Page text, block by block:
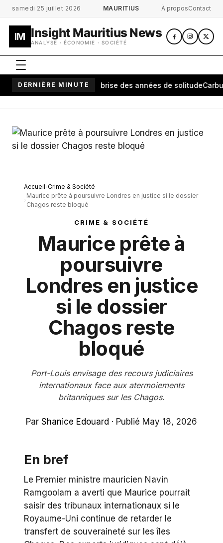
Aller au contenu principal
samedi 25 juillet 2026 MAURITIUS À proposContact
IM Insight Mauritius News
ANALYSE · ÉCONOMIE · SOCIÉTÉ
DERNIÈRE MINUTE
une cérémonie brise des années de solitudeCarburant
Accueil Crime & Société
Maurice prête à poursuivre Londres en justice si le dossier
Chagos reste bloqué
CRIME & SOCIÉTÉ
Maurice prête à
poursuivre
Londres en justice
si le dossier
Chagos reste
bloqué
Port-Louis envisage des recours judiciaires
internationaux face aux atermoiements
britanniques sur les Chagos.
Par Shanice Edouard · Publié May 18, 2026
En bref
Le Premier ministre mauricien Navin
Ramgoolam a averti que Maurice pourrait
saisir des tribunaux internationaux si le
Royaume-Uni continue de retarder le
transfert de souveraineté sur les îles